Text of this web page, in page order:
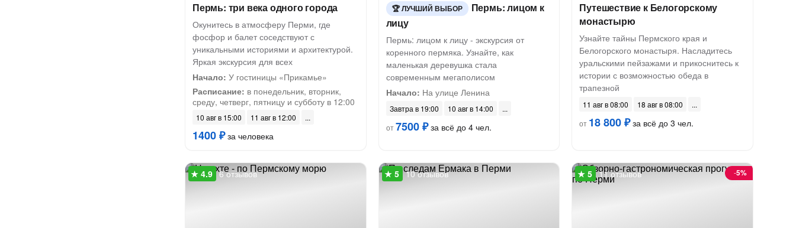
Пермь: три века одного города
Окунитесь в атмосферу Перми, где
фосфор и балет соседствуют с
уникальными историями и архитектурой.
Яркая экскурсия для всех
Начало: У гостиницы «Прикамье»
Расписание: в понедельник, вторник,
среду, четверг, пятницу и субботу в 12:00
10 авг в 15:00 11 авг в 12:00
1400 ₽за человека
ЛУЧШИЙ ВЫБОР
Пермь: лицом к
лицу
Пермь: лицом к лицу - экскурсия от
коренного пермяка. Узнайте, как
маленькая деревушка стала
современным мегаполисом
Начало: На улице Ленина
Завтра в 19:00
10 авг в 14:00
от7500 ₽за всё до 4 чел.
Путешествие к Белогорскому
монастырю
Узнайте тайны Пермского края и
Белогорского монастыря. Насладитесь
уральскими пейзажами и прикоснитесь к
истории с возможностью обеда в
трапезной
11 авг в 08:00
18 авг в 08:00
от 18 800 ₽за всё до 3 чел.
6 отзывов 10 отзывов -5%
11 отзывов